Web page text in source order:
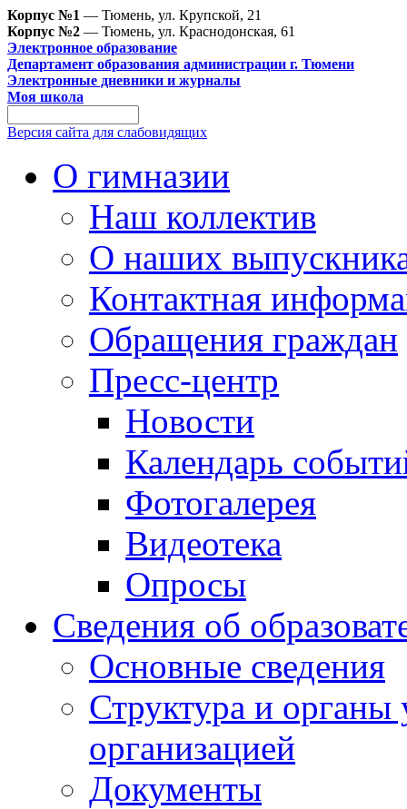
Корпус №1 — Тюмень, ул. Крупской, 21
Корпус №2 — Тюмень, ул. Краснодонская, 61
Электронное образование
Департамент образования администрации г. Тюмени
Электронные дневники и журналы
Моя школа
Версия сайта для слабовидящих
О гимназии
Наш коллектив
О наших
Контактная
Обращения граждан
Пресс-центр
Новости
Календарь
Фотогалерея
Видеотека
Опросы
Сведения об
Основные сведения
Структура и органы
организацией
Документы